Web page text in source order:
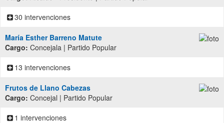
30 intervenciones
María Esther Barreno Matute
Cargo: Concejala | Partido Popular
13 intervenciones
Frutos de Llano Cabezas
Cargo: Concejal | Partido Popular
1 intervenciones